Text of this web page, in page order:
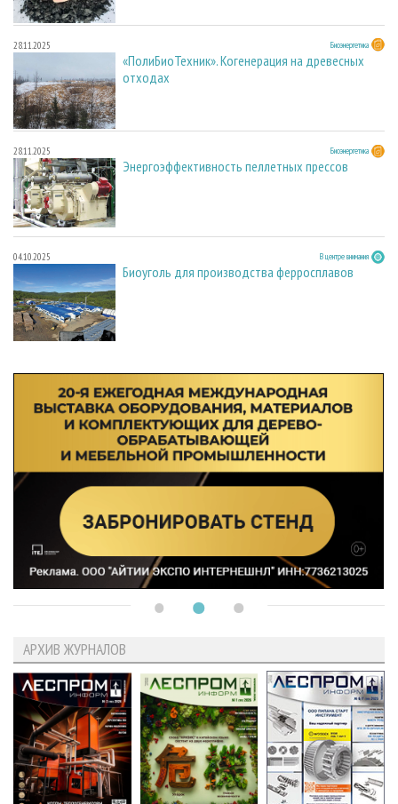
28.11.2025 Биоэнергетика
«ПолиБиоТехник». Когенерация на древесных
отходах
28.11.2025 Биоэнергетика
Энергоэффективность пеллетных прессов
04.10.2025 В центре внимания
Биоуголь для производства ферросплавов
АРХИВ ЖУРНАЛОВ